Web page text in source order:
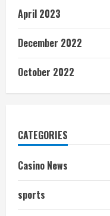
April 2023
December 2022
October 2022
CATEGORIES
Casino News
sports